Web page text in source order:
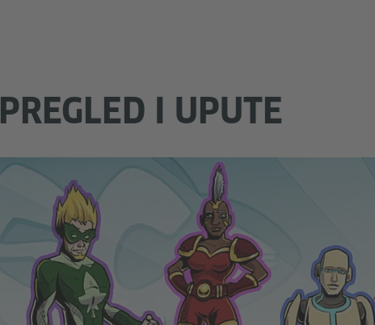
PREGLED I UPUTE